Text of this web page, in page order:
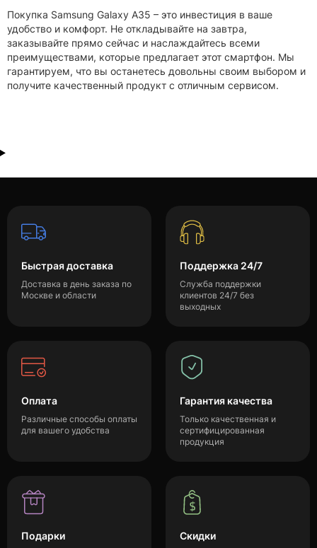
Покупка Samsung Galaxy A35 – это инвестиция в ваше
удобство и комфорт. Не откладывайте на завтра,
заказывайте прямо сейчас и наслаждайтесь всеми
преимуществами, которые предлагает этот смартфон. Мы
гарантируем, что вы останетесь довольны своим выбором и
получите качественный продукт с отличным сервисом.
Быстрая доставка
Доставка в день заказа по
Москве и области
Поддержка 24/7
Служба поддержки
клиентов 24/7 без
выходных
Оплата
Различные способы оплаты
для вашего удобства
Гарантия качества
Только качественная и
сертифицированная
продукция
Подарки Скидки